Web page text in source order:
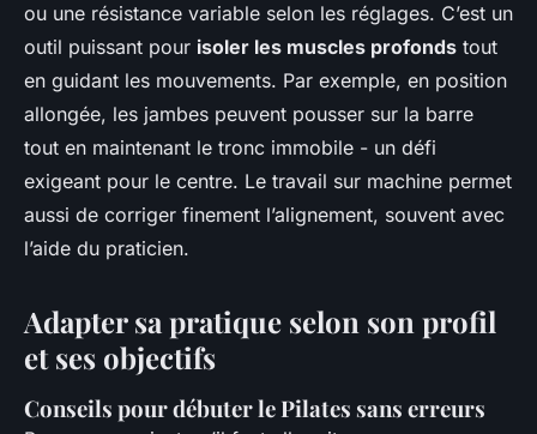
ou une résistance variable selon les réglages. C’est un
outil puissant pour isoler les muscles profonds tout
en guidant les mouvements. Par exemple, en position
allongée, les jambes peuvent pousser sur la barre
tout en maintenant le tronc immobile - un défi
exigeant pour le centre. Le travail sur machine permet
aussi de corriger finement l’alignement, souvent avec
l’aide du praticien.
Adapter sa pratique selon son profil
et ses objectifs
Conseils pour débuter le Pilates sans erreurs